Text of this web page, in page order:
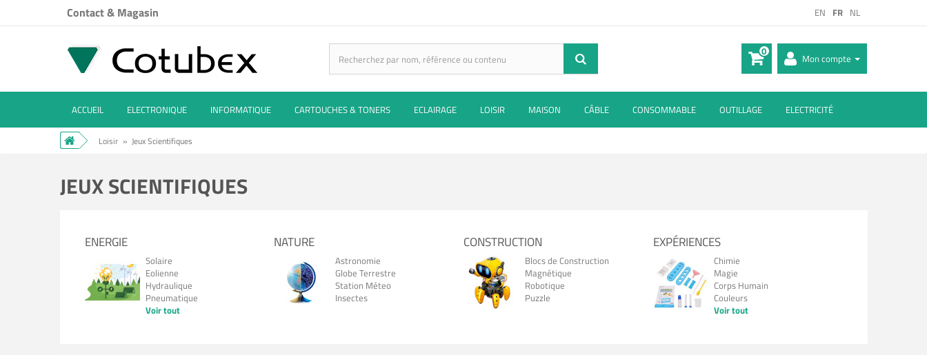
EN FR NL
Contact & Magasin
Mon compte
0
ACCUEIL ELECTRONIQUE INFORMATIQUE CARTOUCHES & TONERS ECLAIRAGE LOISIR MAISON CÂBLE CONSOMMABLE OUTILLAGE ELECTRICITÉ
Loisir » Jeux Scientifiques
JEUX SCIENTIFIQUES
ENERGIE
Solaire
Eolienne
Hydraulique
Pneumatique
Voir tout
NATURE
Astronomie
Globe Terrestre
Station Méteo
Insectes
CONSTRUCTION
Blocs de Construction
Magnétique
Robotique
Puzzle
EXPÉRIENCES
Chimie
Magie
Corps Humain
Couleurs
Voir tout